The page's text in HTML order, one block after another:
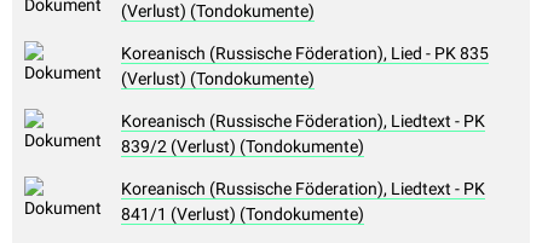
(Verlust) (Tondokumente)
Koreanisch (Russische Föderation), Lied - PK 835
(Verlust) (Tondokumente)
Koreanisch (Russische Föderation), Liedtext - PK
839/2 (Verlust) (Tondokumente)
Koreanisch (Russische Föderation), Liedtext - PK
841/1 (Verlust) (Tondokumente)